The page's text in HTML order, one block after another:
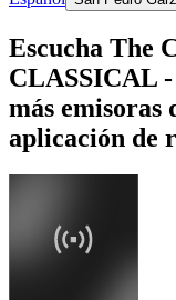
Escucha The
CLASSICAL
más emisoras
aplicación de